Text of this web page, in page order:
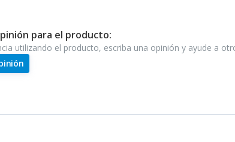
para el producto:
utilizando el producto, escriba una opinión y ayude a